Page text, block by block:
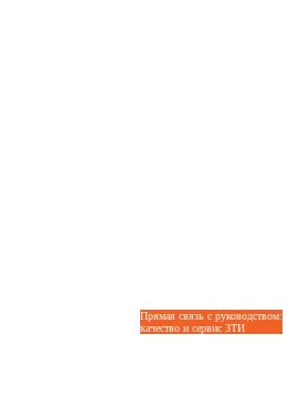
Оптовые ценыПрямая связь с руководством:
качество и сервис ЗТИ